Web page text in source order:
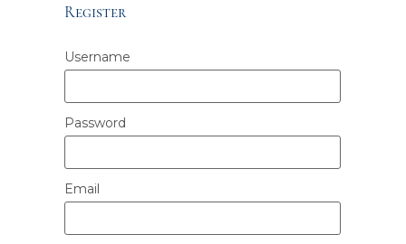
Alternative:
Register
Username
Password
Email